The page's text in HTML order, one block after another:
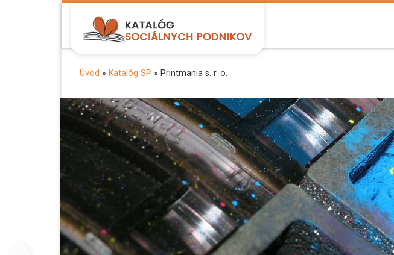
Zobraziť celý obsah
Úvod » Katalóg SP » Printmania s. r. o.